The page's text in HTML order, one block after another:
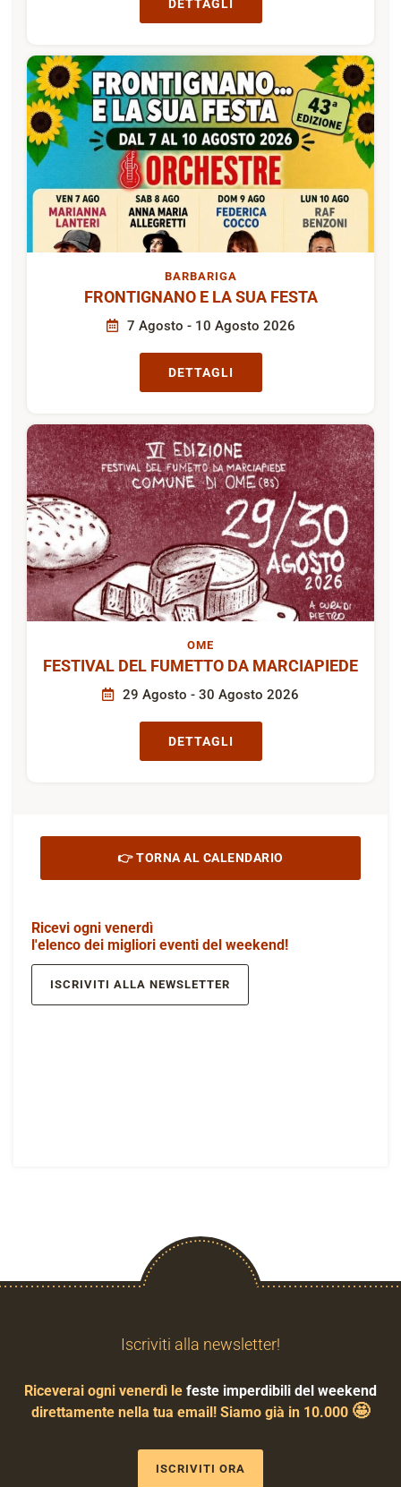
DETTAGLI
BARBARIGA
FRONTIGNANO E LA SUA FESTA
7 Agosto - 10 Agosto 2026
DETTAGLI
OME
FESTIVAL DEL FUMETTO DA MARCIAPIEDE
29 Agosto - 30 Agosto 2026
DETTAGLI
👉 TORNA AL CALENDARIO
Ricevi ogni venerdì
l'elenco dei migliori eventi del weekend!
ISCRIVITI ALLA NEWSLETTER
Iscriviti alla newsletter!
Riceverai ogni venerdì le feste imperdibili del weekend
direttamente nella tua email! Siamo già in 10.000 🤩
ISCRIVITI ORA